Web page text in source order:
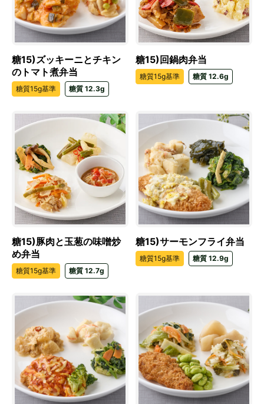
糖15)ズッキーニとチキン
のトマト煮弁当
糖質15g基準 糖質 12.3g
糖15)回鍋肉弁当
糖質15g基準 糖質 12.6g
糖15)豚肉と玉葱の味噌炒
め弁当
糖質15g基準 糖質 12.7g
糖15)サーモンフライ弁当
糖質15g基準 糖質 12.9g